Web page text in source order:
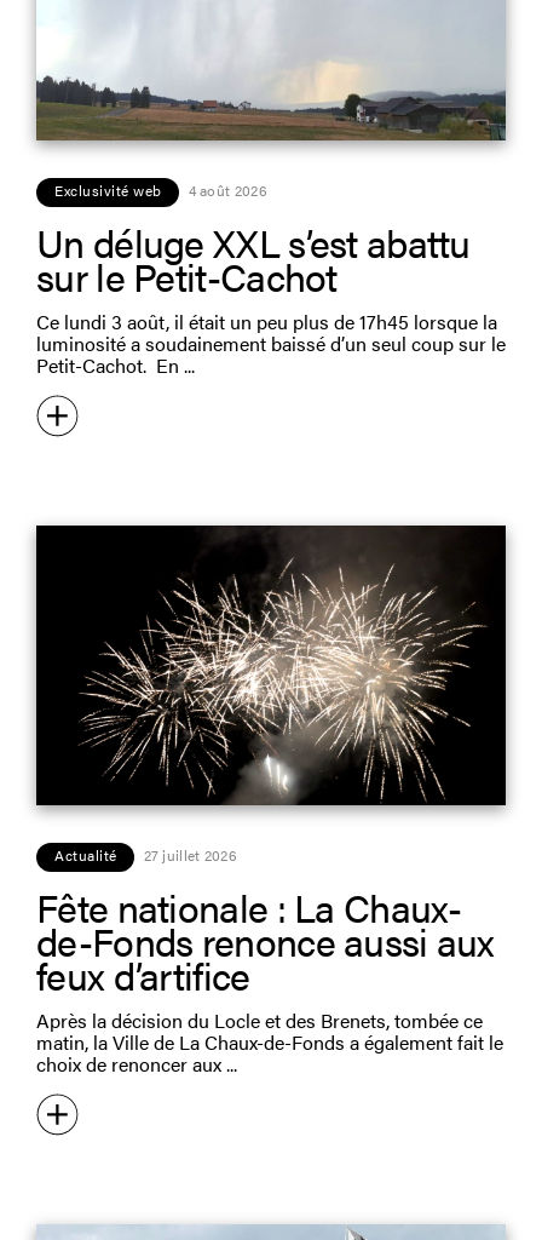
Exclusivité web 4 août 2026
Un déluge XXL s’est abattu
sur le Petit-Cachot
Ce lundi 3 août, il était un peu plus de 17h45 lorsque la
luminosité a soudainement baissé d’un seul coup sur le
Petit-Cachot. En
Actualité 27 juillet 2026
Fête nationale : La Chaux-
de-Fonds renonce aussi aux
feux d’artifice
Après la décision du Locle et des Brenets, tombée ce
matin, la Ville de La Chaux-de-Fonds a également fait le
choix de renoncer aux